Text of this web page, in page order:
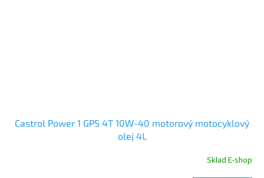
Castrol Power 1 GPS 4T 10W-40 motorový motocyklový
olej 4L
Sklad E-shop